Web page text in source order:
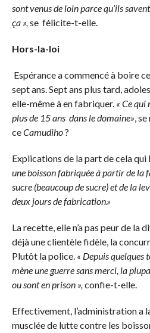
sont venus de loin parce qu’ils
ça »,se félicite-t-elle.
Hors-la-loi
Espérance a commencé à boire
sept ans. Sept ans plus tard,
elle-même à en fabriquer. « Ce qui
plus de 15 ans dans le domaine»,
ceCamudiho?
Explications de la part de cela qui
une boisson fabriquée à partir de la
sucre (beaucoup de sucre) et de la
deux jours de fabrication.»
La recette, elle n’a pas peur de la
déjà une clientèle fidèle, la
Plutôt la police. « Depuis quelques
mène une guerre sans merci, la
ou sont en prison »,confie-t-elle.
Effectivement, l’administration a
musclée de lutte contre les